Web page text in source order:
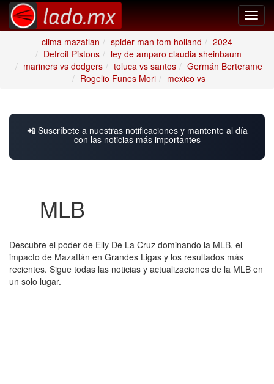
clima mazatlan
spider man tom holland
2024
Detroit Pistons
ley de amparo claudia sheinbaum
mariners vs dodgers
toluca vs santos
Germán Berterame
Rogelio Funes Mori
mexico vs
📲 Suscríbete a nuestras notificaciones y mantente al día
con las noticias más importantes
MLB
Descubre el poder de Elly De La Cruz dominando la MLB, el
impacto de Mazatlán en Grandes Ligas y los resultados más
recientes. Sigue todas las noticias y actualizaciones de la MLB en
un solo lugar.